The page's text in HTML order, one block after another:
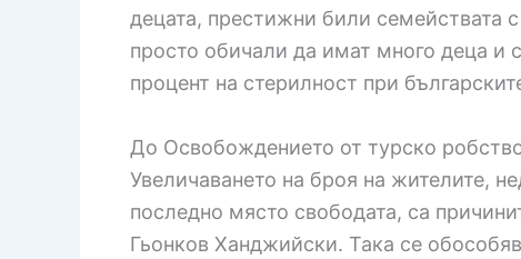
децата, престижни били семействата
просто обичали да имат много деца и
процент на стерилност при
До Освобождението от турско
Увеличаването на броя на жителите,
последно място свободата, са
Гьонков Ханджийски. Така се